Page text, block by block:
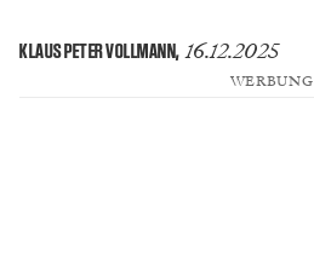
KLAUS PETER VOLLMANN, 16.12.2025
WERBUNG